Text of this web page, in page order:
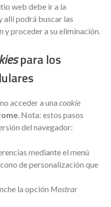
web debe ir a la
allí podrá buscar las
y proceder a su eliminación.
para los
acceder a una cookie
. Nota: estos pasos
del navegador:
mediante el menú
de personalización que
la opción Mostrar